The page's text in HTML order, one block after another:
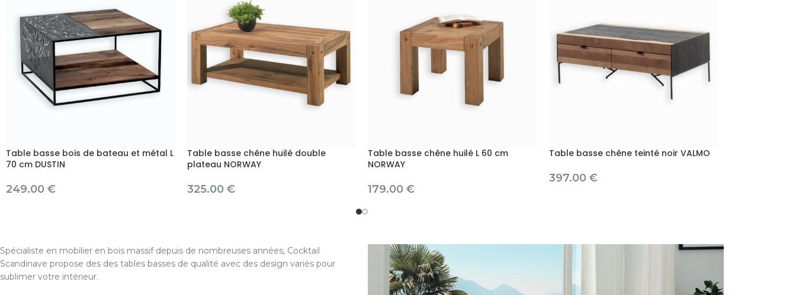
Table basse bois de bateau et métal L
70 cm DUSTIN
249.00 €
Table basse chêne huilé double
plateau NORWAY
325.00 €
Table basse chêne huilé L 60 cm
NORWAY
179.00 €
Table basse chêne teinté noir VALMO
397.00 €
Spécialiste en mobilier en bois massif depuis de nombreuses années, Cocktail
Scandinave propose des des tables basses de qualité avec des design variés pour
sublimer votre intérieur.